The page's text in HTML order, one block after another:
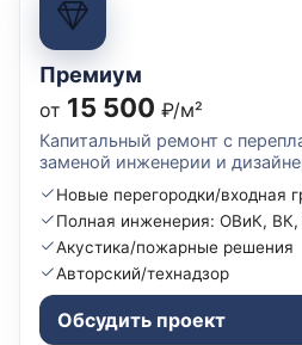
Премиум
от 15 500 ₽/м²
Капитальный ремонт с
заменой инженерии и
Новые перегородки/входная
Полная инженерия: ОВиК,
Акустика/пожарные решения
Авторский/технадзор
Обсудить проект